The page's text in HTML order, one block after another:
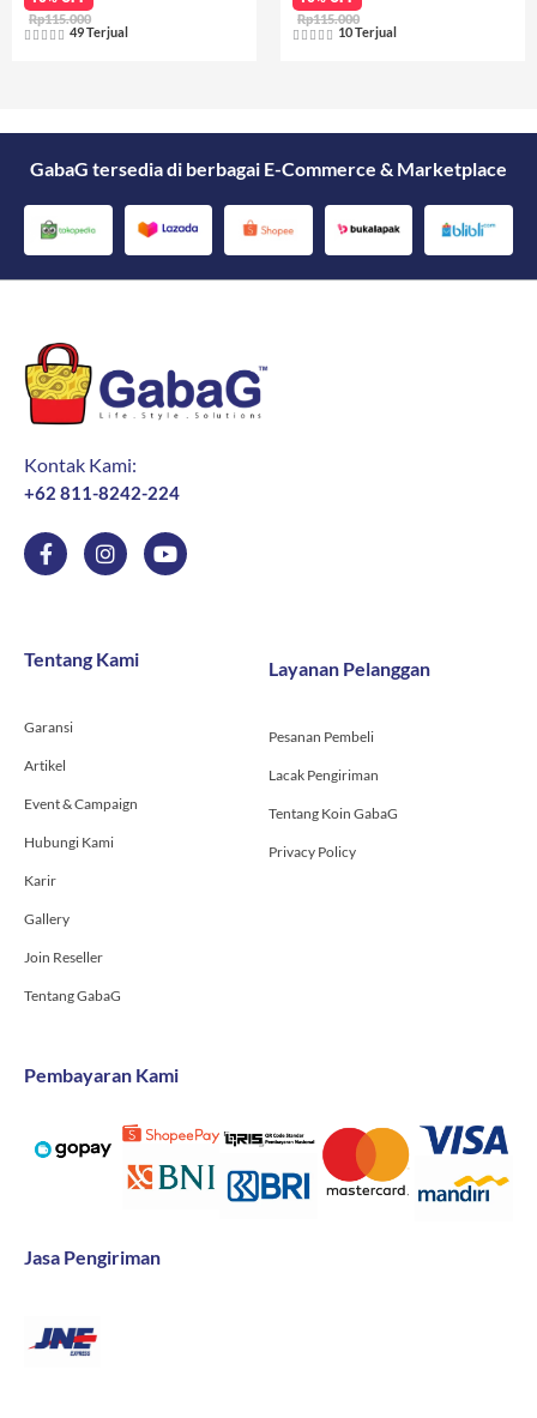
Rp115.000
     Rated
49 Terjual
Rp115.000
     Rated
10 Terjual
GabaG tersedia di berbagai E-Commerce & Marketplace
Kontak Kami:
+62 811-8242-224
F
a
c
o
f
I
n
s
g
r
Y
o
u
Tentang Kami
Garansi
Artikel
Event & Campaign
Hubungi Kami
Karir
Gallery
Join Reseller
Tentang GabaG
Layanan Pelanggan
Pesanan Pembeli
Lacak Pengiriman
Tentang Koin GabaG
Privacy Policy
Pembayaran Kami
Jasa Pengiriman